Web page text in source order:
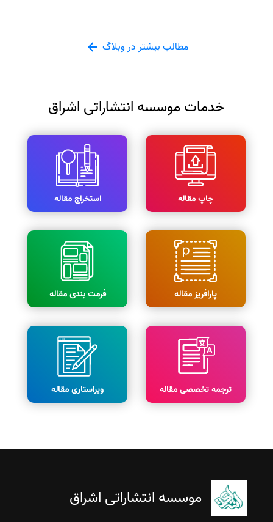
مطالب بیشتر در وبلاگ
خدمات موسسه انتشاراتی اشراق
چاپ مقاله استخراج مقاله
پارافریز مقاله فرمت بندی مقاله
ترجمه تخصصی مقاله ویراستاری مقاله
موسسه انتشاراتی اشراق